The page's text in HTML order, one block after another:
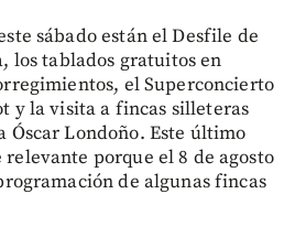
sábado están el Desfile de
los tablados gratuitos en
el Superconcierto
y la visita a fincas silleteras
Óscar Londoño. Este último
porque el 8 de agosto
de algunas fincas